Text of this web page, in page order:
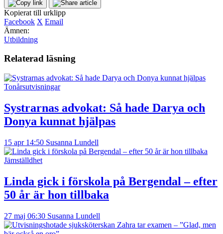
Kopierat till urklipp
Facebook X Email
Ämnen:
Utbildning
Relaterad läsning
Tonårsutvisningar
Systrarnas advokat: Så hade Darya och
Donya kunnat hjälpas
15 apr 14:50 Susanna Lundell
Jämställdhet
Linda gick i förskola på Bergendal – efter
50 år är hon tillbaka
27 maj 06:30 Susanna Lundell